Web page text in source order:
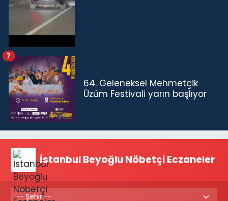
64. Geleneksel Mehmetçik
Üzüm Festivali yarın başlıyor
7
İstanbul Beyoğlu Nöbetçi Eczaneler